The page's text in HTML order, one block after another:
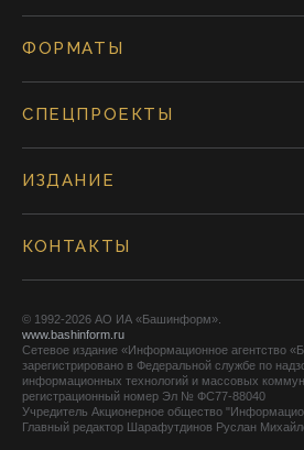
ФОРМАТЫ
СПЕЦПРОЕКТЫ
ИЗДАНИЕ
КОНТАКТЫ
© 1992-2026 АО ИА «Башинформ».
www.bashinform.ru
Сетевое издание «Информационное агентство
зарегистрировано в Федеральной службе по
информационных технологий и массовых
регистрационный номер Эл № ФС77-88040
Учредитель Акционерное общество
Главный редактор Шарафутдинов Руслан